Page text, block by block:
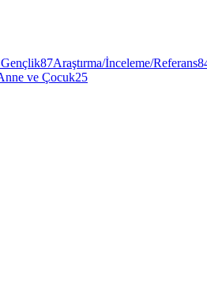
87Araştırma/İnceleme/Referans
ve Çocuk25